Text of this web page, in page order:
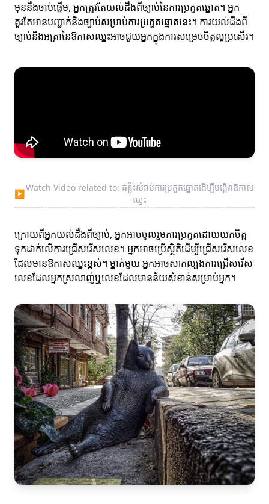
មុននឹងចាប់ផ្តើម, អ្នកត្រូវតែយល់ដឹងពីច្បាប់នៃការប្រកួតឆ្នោត។ អ្នក
គួរតែអានបញ្ជាក់និងច្បាប់សម្រាប់ការប្រកួតឆ្នោតនេះ។ ការយល់ដឹងពី
ច្បាប់និងអត្រានៃឱកាសឈ្នះអាចជួយអ្នកក្នុងការសម្រេចចិត្តល្អប្រសើរ។
▶
Watch Video related to: គន្លឹះសំរាប់ការប្រកួតឆ្នោតដើម្បីបង្កើនឱកាស
ឈ្នះ
ក្រោយពីអ្នកយល់ដឹងពីច្បាប់, អ្នកអាចចូលរួមការប្រកួតដោយយកចិត្ត
ទុកដាក់លើការជ្រើសរើសលេខ។ អ្នកអាចប្រើស្ថិតិដើម្បីជ្រើសរើសលេខ
ដែលមានឱកាសឈ្នះខ្ពស់។ ម្នាក់មួយ អ្នកអាចសាកល្បងការជ្រើសរើស
លេខដែលអ្នកស្រលាញ់ឬលេខដែលមានន័យសំខាន់សម្រាប់អ្នក។